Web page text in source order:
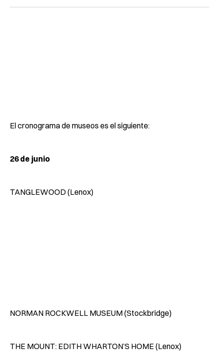
El cronograma de museos es el siguiente:
26 de junio
TANGLEWOOD (Lenox)
NORMAN ROCKWELL MUSEUM (Stockbridge)
THE MOUNT: EDITH WHARTON’S HOME (Lenox)